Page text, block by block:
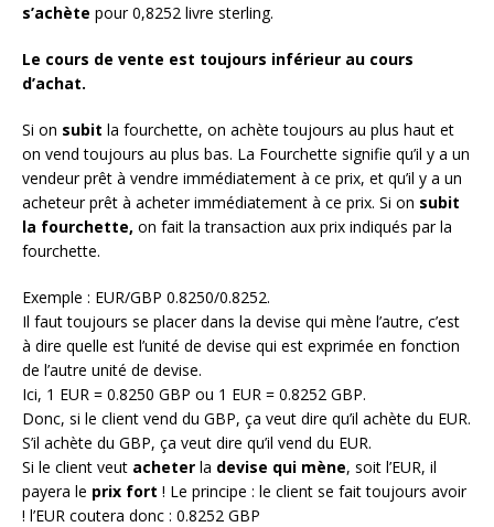
s’achète pour 0,8252 livre sterling.
Le cours de vente est toujours inférieur au cours
d’achat.
Si on subit la fourchette, on achète toujours au plus haut et
on vend toujours au plus bas. La Fourchette signifie qu’il y a un
vendeur prêt à vendre immédiatement à ce prix, et qu’il y a un
acheteur prêt à acheter immédiatement à ce prix. Si on subit
la fourchette, on fait la transaction aux prix indiqués par la
fourchette.
Exemple : EUR/GBP 0.8250/0.8252.
Il faut toujours se placer dans la devise qui mène l’autre, c’est
à dire quelle est l’unité de devise qui est exprimée en fonction
de l’autre unité de devise.
Ici, 1 EUR = 0.8250 GBP ou 1 EUR = 0.8252 GBP.
Donc, si le client vend du GBP, ça veut dire qu’il achète du EUR.
S’il achète du GBP, ça veut dire qu’il vend du EUR.
Si le client veut acheter la devise qui mène, soit l’EUR, il
payera le prix fort ! Le principe : le client se fait toujours avoir
! l’EUR coutera donc : 0.8252 GBP